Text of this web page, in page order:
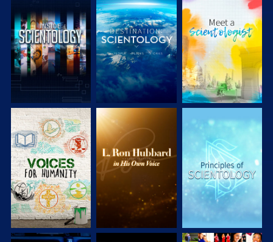
UTFORSKA
SERIEN
UTFORSKA
SERIEN
UTFORSKA
SERIEN